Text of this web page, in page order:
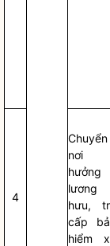
4
Chuyển
nơi
hưởng
lương
hưu,
cấp
hiểm